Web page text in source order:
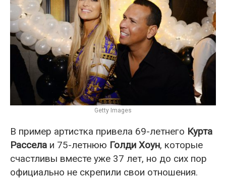
Getty Images
В пример артистка привела 69-летнего Курта
Рассела и 75-летнюю Голди Хоун, которые
счастливы вместе уже 37 лет, но до сих пор
официально не скрепили свои отношения.